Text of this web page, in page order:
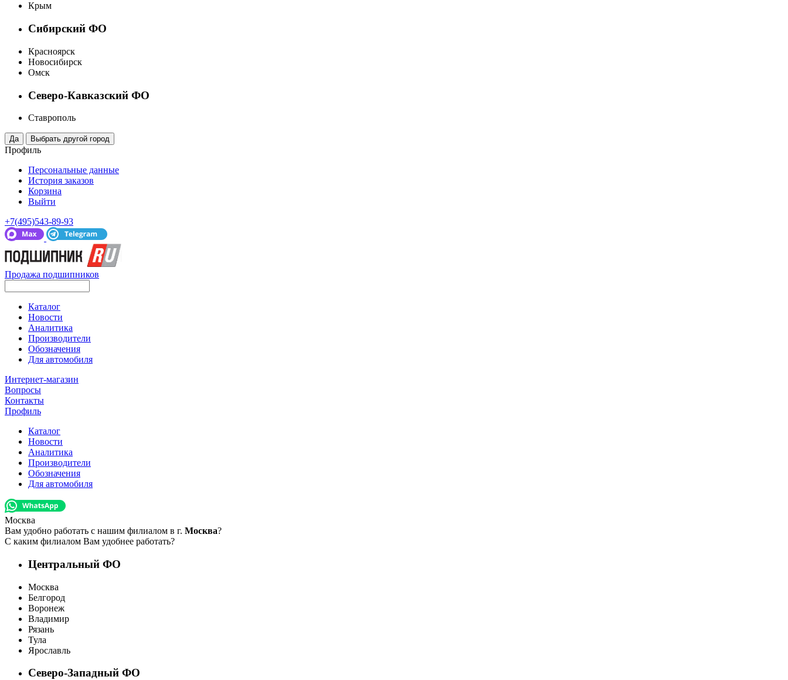
Крым
Сибирский ФО
Красноярск
Новосибирск
Омск
Северо-Кавказский ФО
Ставрополь
Профиль
Персональные данные
История заказов
Корзина
Выйти
+7(495)543-89-93
Продажа подшипников
Каталог
Новости
Аналитика
Производители
Обозначения
Для автомобиля
Интернет-магазин
Вопросы
Контакты
Профиль
Каталог
Новости
Аналитика
Производители
Обозначения
Для автомобиля
Москва
Вам удобно работать с нашим филиалом в г. Москва?
С каким филиалом Вам удобнее работать?
Центральный ФО
Москва
Белгород
Воронеж
Владимир
Рязань
Тула
Ярославль
Северо-Западный ФО